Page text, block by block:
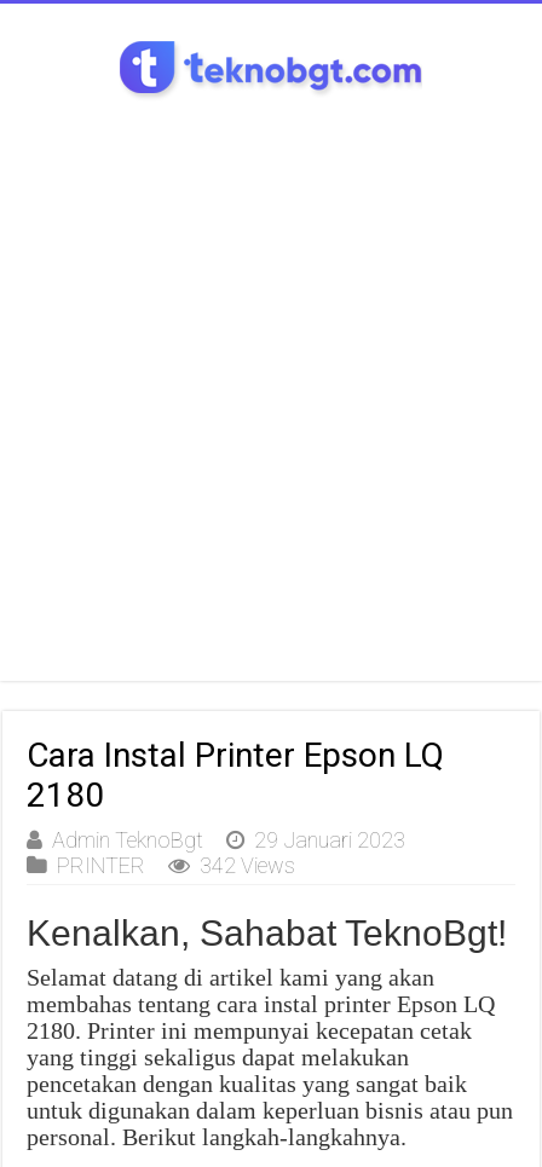
Cara Instal Printer Epson LQ
2180
Admin TeknoBgt
29 Januari 2023
PRINTER
342 Views
Kenalkan, Sahabat TeknoBgt!
Selamat datang di artikel kami yang akan
membahas tentang cara instal printer Epson LQ
2180. Printer ini mempunyai kecepatan cetak
yang tinggi sekaligus dapat melakukan
pencetakan dengan kualitas yang sangat baik
untuk digunakan dalam keperluan bisnis atau pun
personal. Berikut langkah-langkahnya.